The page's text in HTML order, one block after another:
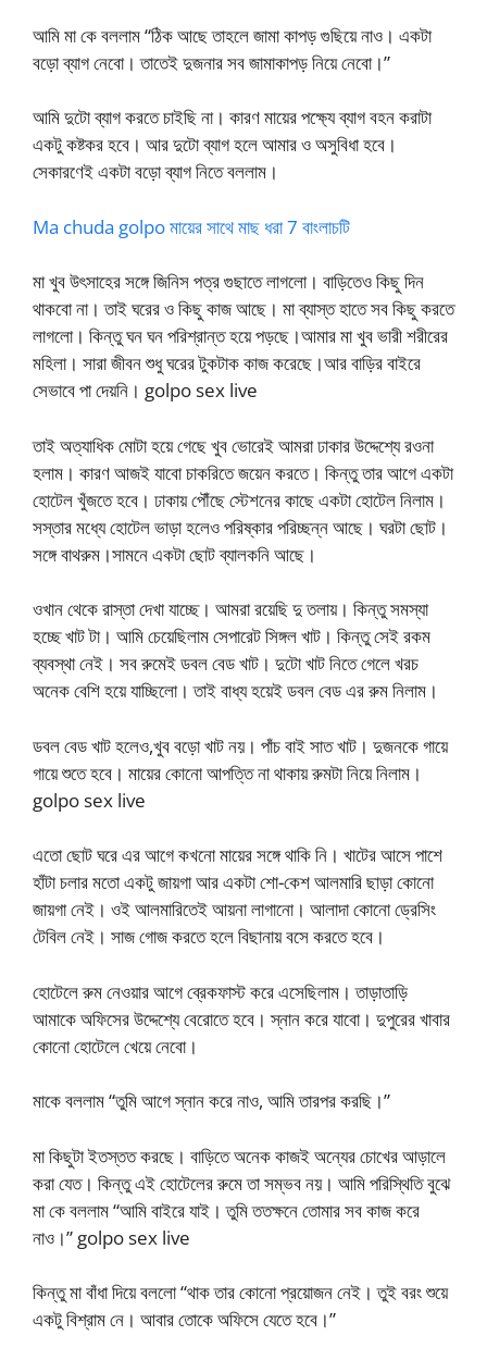
আমি মা কে বললাম “ঠিক আছে তাহলে জামা কাপড় গুছিয়ে নাও। একটা
বড়ো ব্যাগ নেবো। তাতেই দুজনার সব জামাকাপড় নিয়ে নেবো।”
আমি দুটো ব্যাগ করতে চাইছি না। কারণ মায়ের পক্ষ্যে ব্যাগ বহন করাটা
একটু কষ্টকর হবে। আর দুটো ব্যাগ হলে আমার ও অসুবিধা হবে।
সেকারণেই একটা বড়ো ব্যাগ নিতে বললাম।
Ma chuda golpo মায়ের সাথে মাছ ধরা 7 বাংলাচটি
মা খুব উৎসাহের সঙ্গে জিনিস পত্র গুছাতে লাগলো। বাড়িতেও কিছু দিন
থাকবো না। তাই ঘরের ও কিছু কাজ আছে। মা ব্যাস্ত হাতে সব কিছু করতে
লাগলো। কিন্তু ঘন ঘন পরিশ্রান্ত হয়ে পড়ছে।আমার মা খুব ভারী শরীরের
মহিলা। সারা জীবন শুধু ঘরের টুকটাক কাজ করেছে।আর বাড়ির বাইরে
সেভাবে পা দেয়নি। golpo sex live
তাই অত্যাধিক মোটা হয়ে গেছে খুব ভোরেই আমরা ঢাকার উদ্দেশ্যে রওনা
হলাম। কারণ আজই যাবো চাকরিতে জয়েন করতে। কিন্তু তার আগে একটা
হোটেল খুঁজতে হবে। ঢাকায় পৌঁছে স্টেশনের কাছে একটা হোটেল নিলাম।
সস্তার মধ্যে হোটেল ভাড়া হলেও পরিষ্কার পরিচ্ছন্ন আছে। ঘরটা ছোট।
সঙ্গে বাথরুম।সামনে একটা ছোট ব্যালকনি আছে।
ওখান থেকে রাস্তা দেখা যাচ্ছে। আমরা রয়েছি দু তলায়। কিন্তু সমস্যা
হচ্ছে খাট টা। আমি চেয়েছিলাম সেপারেট সিঙ্গল খাট। কিন্তু সেই রকম
ব্যবস্থা নেই। সব রুমেই ডবল বেড খাট। দুটো খাট নিতে গেলে খরচ
অনেক বেশি হয়ে যাচ্ছিলো। তাই বাধ্য হয়েই ডবল বেড এর রুম নিলাম।
ডবল বেড খাট হলেও,খুব বড়ো খাট নয়। পাঁচ বাই সাত খাট। দুজনকে গায়ে
গায়ে শুতে হবে। মায়ের কোনো আপত্তি না থাকায় রুমটা নিয়ে নিলাম।
golpo sex live
এতো ছোট ঘরে এর আগে কখনো মায়ের সঙ্গে থাকি নি। খাটের আসে পাশে
হাঁটা চলার মতো একটু জায়গা আর একটা শো-কেশ আলমারি ছাড়া কোনো
জায়গা নেই। ওই আলমারিতেই আয়না লাগানো। আলাদা কোনো ড্রেসিং
টেবিল নেই। সাজ গোজ করতে হলে বিছানায় বসে করতে হবে।
হোটেলে রুম নেওয়ার আগে ব্রেকফাস্ট করে এসেছিলাম। তাড়াতাড়ি
আমাকে অফিসের উদ্দেশ্যে বেরোতে হবে। স্নান করে যাবো। দুপুরের খাবার
কোনো হোটেলে খেয়ে নেবো।
মাকে বললাম “তুমি আগে স্নান করে নাও, আমি তারপর করছি।”
মা কিছুটা ইতস্তত করছে। বাড়িতে অনেক কাজই অন্যের চোখের আড়ালে
করা যেত। কিন্তু এই হোটেলের রুমে তা সম্ভব নয়। আমি পরিস্থিতি বুঝে
মা কে বললাম “আমি বাইরে যাই। তুমি ততক্ষনে তোমার সব কাজ করে
নাও।” golpo sex live
কিন্তু মা বাঁধা দিয়ে বললো “থাক তার কোনো প্রয়োজন নেই। তুই বরং শুয়ে
একটু বিশ্রাম নে। আবার তোকে অফিসে যেতে হবে।”